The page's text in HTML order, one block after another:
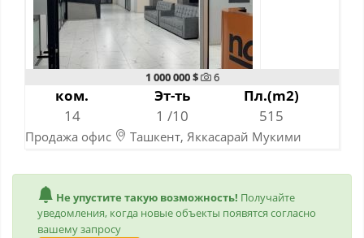
1 000 000 $ 6
ком.
14
Эт-ть
1 /10
Пл.(m2)
515
Продажа офис Ташкент, Яккасарай Мукими
Не упустите такую возможность! Получайте
уведомления, когда новые объекты появятся согласно
вашему запросу